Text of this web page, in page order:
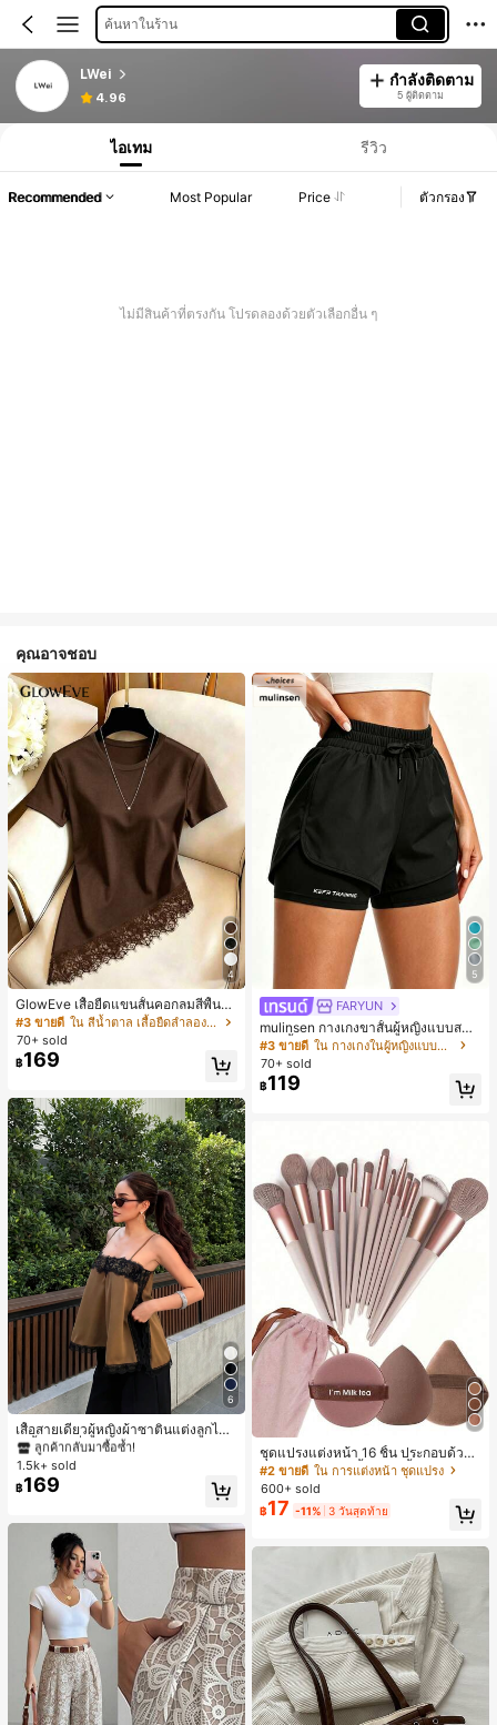
ค้นหาในร้าน
LWei
4.96
กำลังติดตาม
5 ผู้ติดตาม
ไอเทม รีวิว
Recommended Most Popular Price ตัวกรอง
ไม่มีสินค้าที่ตรงกัน โปรดลองด้วยตัวเลือกอื่น ๆ
คุณอาจชอบ
4
GlowEve เสื้อยืดแขนสั้นคอกลมสีพื้นลำ
ลองอเนกประสงค์สำหรับผู้หญิง
#3 ขายดี
ใน สีน้ำตาล เสื้อยืดลำลองพื้นฐาน
70+ sold
฿169
6
เสื้อสายเดี่ยวผู้หญิงผ้าซาตินแต่งลูกไม้
- เสื้อสายเดี่ยวฤดูร้อนสีคากีมีรอยผ่าด้า
นข้างที่น่าดึงดูดแบบสบายๆ
#1 ขายดี
ใน สีกากี เสื้อสตรี เสื้อเบลาส์ & Tee
ลูกค้ากลับมาซื้อซ้ำ!
#1 ขายดี
ใน สีกากี เสื้อสตรี เสื้อเบลาส์ & Tee
ลูกค้ากลับมาซื้อซ้ำ!
#1 ขายดี
ใน สีกากี เสื้อสตรี เสื้อเบลาส์ & Tee
ลูกค้ากลับมาซื้อซ้ำ!
#1 ขายดี
ลูกค้ากลับมาซื้อซ้ำ!
1.5k+ sold
฿169
5
FARYUN
mulinsen กางเกงขาสั้นผู้หญิงแบบสบา
ยๆ สีพื้น หลวม อเนกประสงค์ กางเกงขา
สั้นกีฬา 2-In-1 สำหรับวิ่ง ฟิตเนส และก
ารฝึกซ้อมกีฬาในฤดูร้อน
#3 ขายดี
ใน กางเกงในผู้หญิงแบบแอคทีฟ
70+ sold
฿119
ชุดแปรงแต่งหน้า 16 ชิ้น ประกอบด้วยแ
ปรงแต่งหน้า 13 ชิ้น, ฟองน้ำแต่งหน้ารู
ปหยดน้ำ 1 ชิ้น, แปรงแป้งรองพื้นกลม 1
ชิ้น และฟองน้ำแต่งหน้ารูปสามเหลี่ยม
1 ชิ้น - ชุดคลาสสิก ทำจากขนสังเคราะ
ห์นุ่มและเป็นมิตรต่อผิว เหมาะสำหรับผู้
หญิงและเด็กผู้หญิง เหมาะสำหรับฤดูใบ
#2 ขายดี ใน การแต่งหน้า ชุดแปรง
600+ sold
฿17 -11% 3 วันสุดท้าย